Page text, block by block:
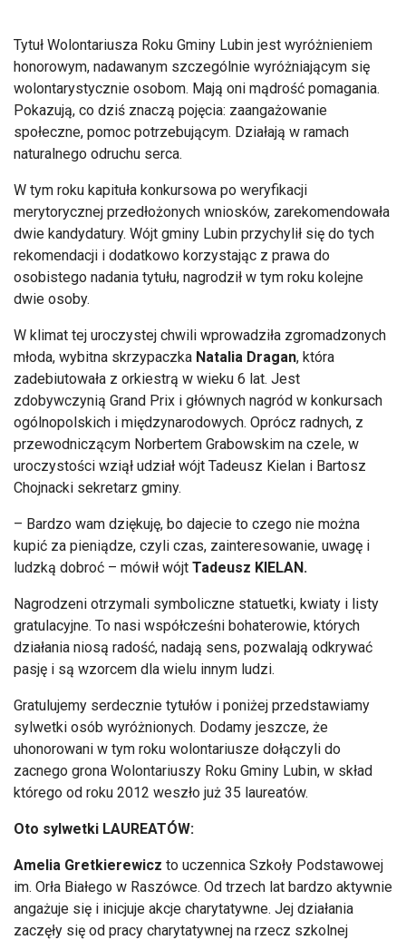
Tytuł Wolontariusza Roku Gminy Lubin jest wyróżnieniem
honorowym, nadawanym szczególnie wyróżniającym się
wolontarystycznie osobom. Mają oni mądrość pomagania.
Pokazują, co dziś znaczą pojęcia: zaangażowanie
społeczne, pomoc potrzebującym. Działają w ramach
naturalnego odruchu serca.
W tym roku kapituła konkursowa po weryfikacji
merytorycznej przedłożonych wniosków, zarekomendowała
dwie kandydatury. Wójt gminy Lubin przychylił się do tych
rekomendacji i dodatkowo korzystając z prawa do
osobistego nadania tytułu, nagrodził w tym roku kolejne
dwie osoby.
W klimat tej uroczystej chwili wprowadziła zgromadzonych
młoda, wybitna skrzypaczka Natalia Dragan, która
zadebiutowała z orkiestrą w wieku 6 lat. Jest
zdobywczynią Grand Prix i głównych nagród w konkursach
ogólnopolskich i międzynarodowych. Oprócz radnych, z
przewodniczącym Norbertem Grabowskim na czele, w
uroczystości wziął udział wójt Tadeusz Kielan i Bartosz
Chojnacki sekretarz gminy.
– Bardzo wam dziękuję, bo dajecie to czego nie można
kupić za pieniądze, czyli czas, zainteresowanie, uwagę i
ludzką dobroć – mówił wójt Tadeusz KIELAN.
Nagrodzeni otrzymali symboliczne statuetki, kwiaty i listy
gratulacyjne. To nasi współcześni bohaterowie, których
działania niosą radość, nadają sens, pozwalają odkrywać
pasję i są wzorcem dla wielu innym ludzi.
Gratulujemy serdecznie tytułów i poniżej przedstawiamy
sylwetki osób wyróżnionych. Dodamy jeszcze, że
uhonorowani w tym roku wolontariusze dołączyli do
zacnego grona Wolontariuszy Roku Gminy Lubin, w skład
którego od roku 2012 weszło już 35 laureatów.
Oto sylwetki LAUREATÓW:
Amelia Gretkierewicz to uczennica Szkoły Podstawowej
im. Orła Białego w Raszówce. Od trzech lat bardzo aktywnie
angażuje się i inicjuje akcje charytatywne. Jej działania
zaczęły się od pracy charytatywnej na rzecz szkolnej